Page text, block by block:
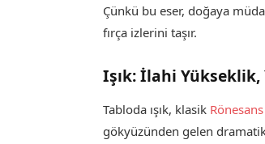
Çünkü bu eser, doğaya
fırça izlerini taşır.
Işık: İlahi
Tabloda ışık, klasik Rönesans
gökyüzünden gelen